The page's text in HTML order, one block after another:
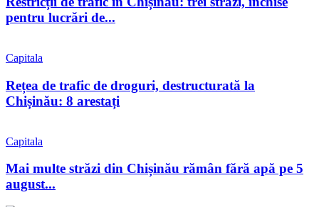
pentru lucrări de...
Capitala
Rețea de trafic de droguri, destructurată la
Chișinău: 8 arestați
Capitala
Mai multe străzi din Chișinău rămân fără apă pe 5
august...